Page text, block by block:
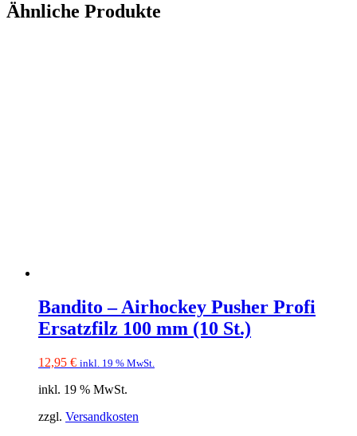
Ähnliche Produkte
Bandito – Airhockey Pusher Profi
Ersatzfilz 100 mm (10 St.)
12,95 € inkl. 19 % MwSt.
inkl. 19 % MwSt.
zzgl. Versandkosten